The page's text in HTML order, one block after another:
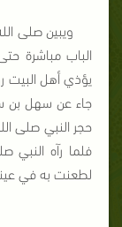
ويبين صلى
الباب مباشرة
يؤذي أهل البيت
جاء عن سهل بن
حجر النبي صلى
فلما رآه النبي
لطعنت به في